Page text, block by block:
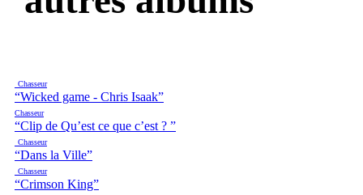
Chasseur
“Wicked game - Chris Isaak”
Chasseur
“Clip de Qu’est ce que c’est ? ”
Chasseur
“Dans la Ville”
Chasseur
“Crimson King”